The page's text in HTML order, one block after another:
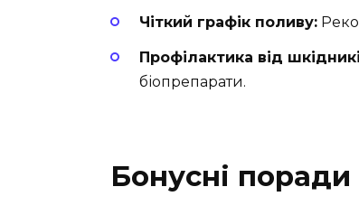
Чіткий графік поливу:
Профілактика від
біопрепарати.
Бонусні поради